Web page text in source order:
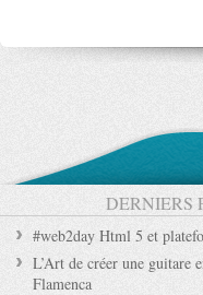
DERNIERS
#web2day Html 5 et
L’Art de créer une guitare
Flamenca